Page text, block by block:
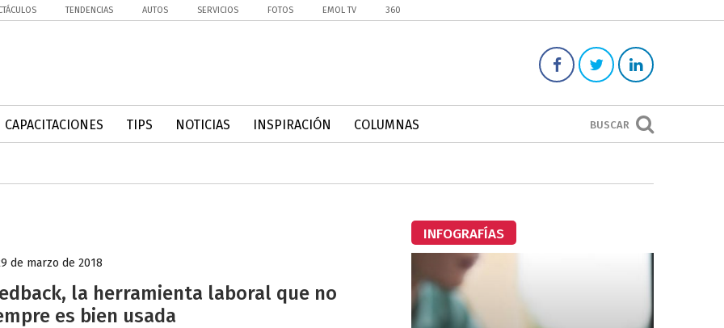
TENDENCIAS AUTOS SERVICIOS FOTOS EMOL TV 360
BUSCAR
CAPACITACIONES TIPS NOTICIAS INSPIRACIÓN COLUMNAS
de marzo de 2018
la herramienta laboral que no
es bien usada
INFOGRAFÍAS